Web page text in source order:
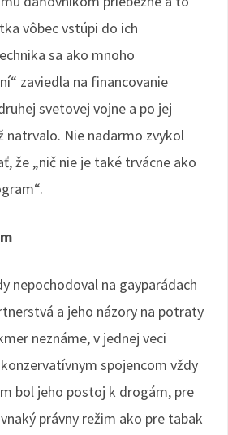
vôbec vstúpi do ich
sa ako mnoho
zaviedla na financovanie
svetovej vojne a po jej
natrvalo. Nie nadarmo zvykol
že „nič nie je také trvácne ako
nepochodoval na gayparádach
a jeho názory na potraty
neznáme, v jednej veci
spojencom vždy
bol jeho postoj k drogám, pre
právny režim ako pre tabak